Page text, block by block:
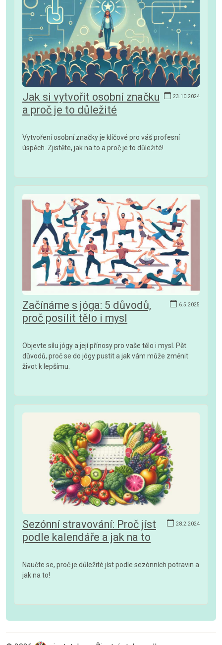
23.10.2024
Jak si vytvořit osobní značku
a proč je to důležité
Vytvoření osobní značky je klíčové pro váš profesní
úspěch. Zjistěte, jak na to a proč je to důležité!
6.5.2025
Začínáme s jóga: 5 důvodů,
proč posílit tělo i mysl
Objevte sílu jógy a její přínosy pro vaše tělo i mysl. Pět
důvodů, proč se do jógy pustit a jak vám může změnit
život k lepšímu.
28.2.2024
Sezónní stravování: Proč jíst
podle kalendáře a jak na to
Naučte se, proč je důležité jíst podle sezónních potravin a
jak na to!